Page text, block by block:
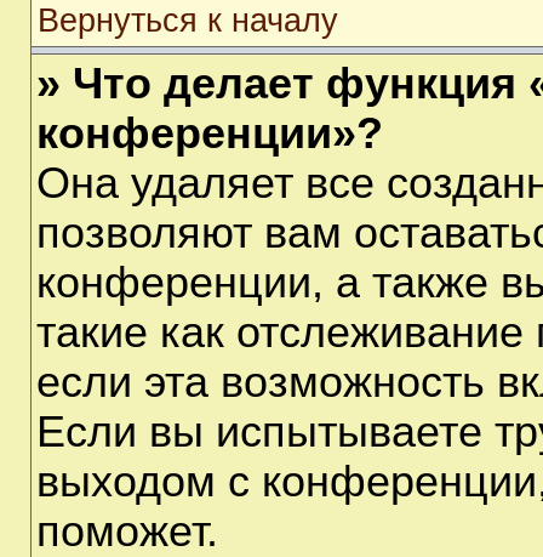
Вернуться к началу
» Что делает функция
конференции»?
Она удаляет все
позволяют вам
конференции, а также
такие как
если эта возможность
Если вы испытываете
выходом с
поможет.